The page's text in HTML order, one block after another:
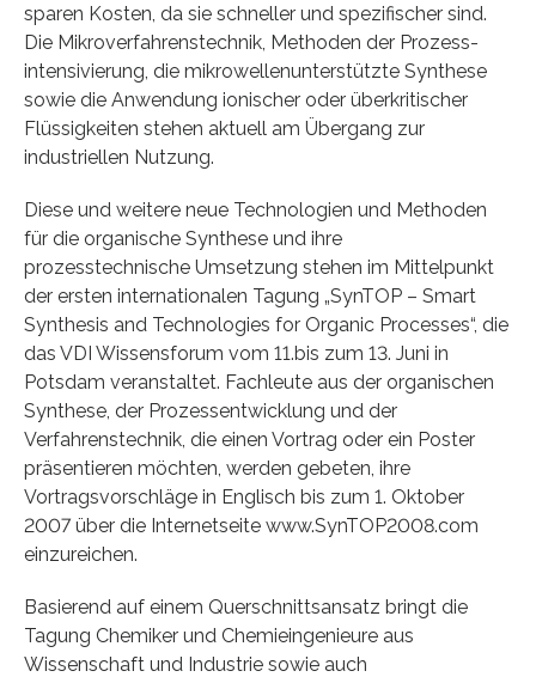
sparen Kosten, da sie schneller und spezifischer sind.
Die Mikroverfahrens­technik, Methoden der Prozess­
intensivierung, die mikro­wellenunterstützte Synthese
sowie die Anwend­ung ionischer oder überkritischer
Flüssigkeiten stehen aktuell am Übergang zur
industriellen Nutzung.
Diese und weitere neue Technologien und Methoden
für die organische Synthese und ihre
prozesstechnische Umsetzung stehen im Mittelpunkt
der ersten internationalen Tagung „SynTOP – Smart
Synthesis and Technologies for Organic Processes“, die
das VDI Wissensforum vom 11.bis zum 13. Juni in
Potsdam veranstaltet. Fachleute aus der organischen
Synthese, der Prozessentwicklung und der
Verfahrenstechnik, die einen Vortrag oder ein Poster
präsentieren möchten, werden gebeten, ihre
Vortragsvorschläge in Englisch bis zum 1. Oktober
2007 über die Internetseite www.SynTOP2008.com
einzureichen.
Basierend auf einem Querschnittsansatz bringt die
Tagung Chemiker und Chemieingenieure aus
Wissenschaft und Industrie sowie auch